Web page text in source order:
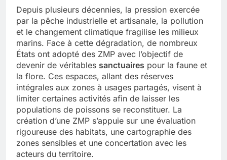
Depuis plusieurs décennies, la pression exercée
par la pêche industrielle et artisanale, la pollution
et le changement climatique fragilise les milieux
marins. Face à cette dégradation, de nombreux
États ont adopté des ZMP avec l’objectif de
devenir de véritables sanctuaires pour la faune et
la flore. Ces espaces, allant des réserves
intégrales aux zones à usages partagés, visent à
limiter certaines activités afin de laisser les
populations de poissons se reconstituer. La
création d’une ZMP s’appuie sur une évaluation
rigoureuse des habitats, une cartographie des
zones sensibles et une concertation avec les
acteurs du territoire.